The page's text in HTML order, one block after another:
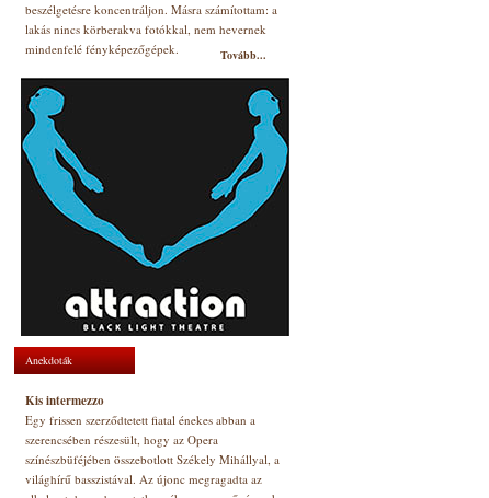
beszélgetésre koncentráljon. Másra számítottam: a
lakás nincs körberakva fotókkal, nem hevernek
mindenfelé fényképezőgépek.
Tovább...
Anekdoták
Kis intermezzo
Egy frissen szerződtetett fiatal énekes abban a
szerencsében részesült, hogy az Opera
színészbüféjében összebotlott Székely Mihállyal, a
világhírű basszistával. Az újonc megragadta az